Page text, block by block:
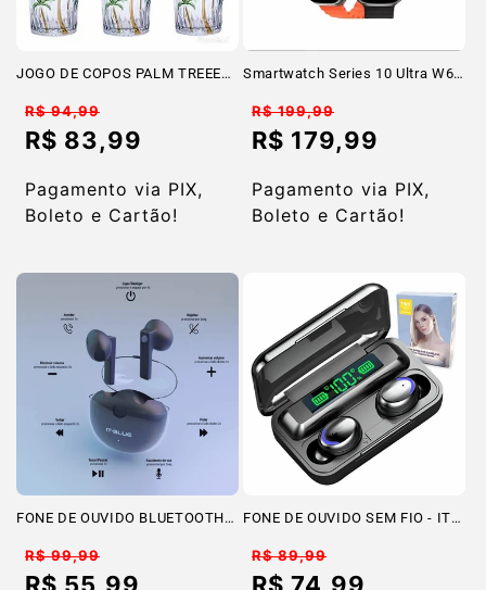
JOGO DE COPOS PALM TREEE
Preço
normal
R$ 94,99
Preço
R$ 83,99
Pagamento via PIX,
Boleto e Cartão!
Smartwatch Series 10 Ultra W69
Preço
normal
R$ 199,99
Preço
R$ 179,99
Pagamento via PIX,
Boleto e Cartão!
FONE DE OUVIDO BLUETOOTH
Preço
normal
R$ 99,99
FONE DE OUVIDO SEM FIO - IT
Preço
normal
R$ 89,99